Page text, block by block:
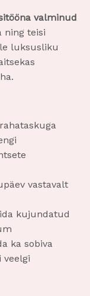
valminud
ning teisi
luksusliku
vastavalt
kujundatud
ka sobiva
veelgi